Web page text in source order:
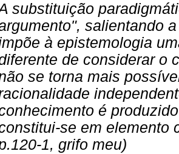
substituição
salientando
à epistemologia
de considerar o
se torna mais
é
se em elemento
1, grifo meu)